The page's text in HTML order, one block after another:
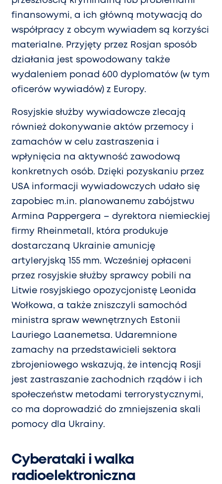
finansowymi, a ich główną motywacją do
współpracy z obcym wywiadem są korzyści
materialne. Przyjęty przez Rosjan sposób
działania jest spowodowany także
wydaleniem ponad 600 dyplomatów (w tym
oficerów wywiadów) z Europy.
Rosyjskie służby wywiadowcze zlecają
również dokonywanie aktów przemocy i
zamachów w celu zastraszenia i
wpłynięcia na aktywność zawodową
konkretnych osób. Dzięki pozyskaniu przez
USA informacji wywiadowczych udało się
zapobiec m.in. planowanemu zabójstwu
Armina Pappergera – dyrektora niemieckiej
firmy Rheinmetall, która produkuje
dostarczaną Ukrainie amunicję
artyleryjską 155 mm. Wcześniej opłaceni
przez rosyjskie służby sprawcy pobili na
Litwie rosyjskiego opozycjonistę Leonida
Wołkowa, a także zniszczyli samochód
ministra spraw wewnętrznych Estonii
Lauriego Laanemetsa. Udaremnione
zamachy na przedstawicieli sektora
zbrojeniowego wskazują, że intencją Rosji
jest zastraszanie zachodnich rządów i ich
społeczeństw metodami terrorystycznymi,
co ma doprowadzić do zmniejszenia skali
pomocy dla Ukrainy.
Cyberataki i walka
radioelektroniczna